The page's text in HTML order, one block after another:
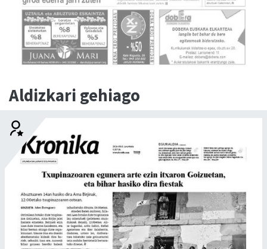
Aldizkari gehiago